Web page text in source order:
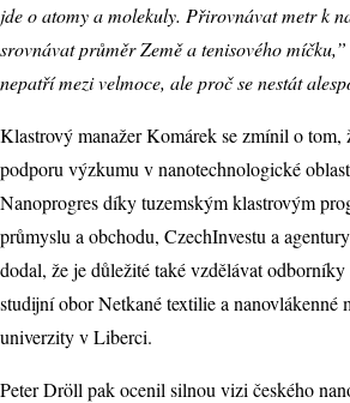
jde o atomy a molekuly. Přirovnávat metr k
srovnávat průměr Země a tenisového míčku,”
nepatří mezi velmoce, ale proč se nestát
Klastrový manažer Komárek se zmínil o
podporu výzkumu v nanotechnologické
Nanoprogres díky tuzemským klastrovým
průmyslu a obchodu, CzechInvestu a
dodal, že je důležité také vzdělávat
studijní obor Netkané textilie a nanovlákenné
univerzity v Liberci.
Peter Dröll pak ocenil silnou vizi českého